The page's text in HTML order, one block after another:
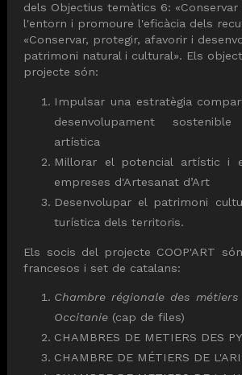
dels Objectius temàtics 6:
l'entorn i promoure l'eficàcia dels
«Conservar, protegir, afavorir i
patrimoni natural i cultural». Els
projecte són:
Impulsar una estratègia
desenvolupament
artística
Millorar el potencial artístic i
empreses d'Artesanat d’Art
Desenvolupar el patrimoni
turística dels territoris.
Els socis del projecte COOP'ART
francesos i set de catalans:
Chambre régionale des
Occitanie (cap de files)
CHAMBRES DE METIERS DES
CHAMBRE DE MÉTIERS DE